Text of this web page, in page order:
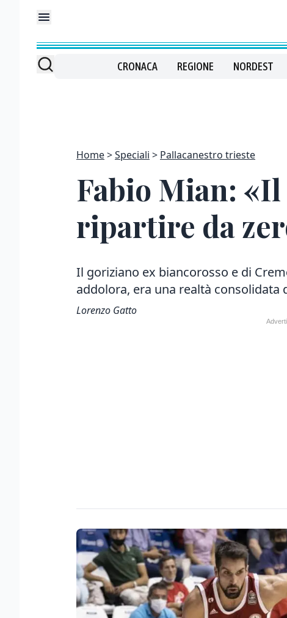
CRONACA REGIONE NORDEST
Home Speciali Pallacanestro trieste
Fabio Mian:
ripartire da
Il goriziano ex biancorosso e di
addolora, era una realtà consolidata
Lorenzo Gatto